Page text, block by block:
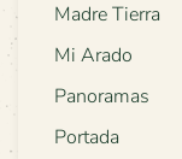
Madre Tierra
Mi Arado
Panoramas
Portada